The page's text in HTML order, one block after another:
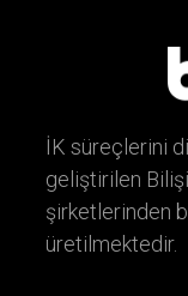
İK süreçlerini
geliştirilen
şirketlerinden
üretilmektedir.